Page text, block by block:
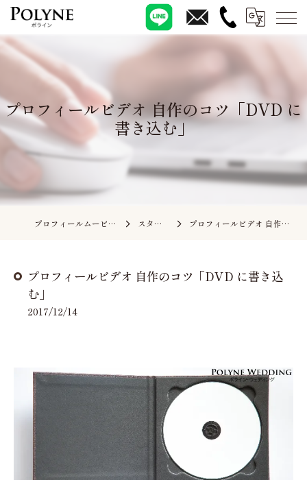
プロフィールビデオ 自作のコツ「DVD に
書き込む」
プロフィールムービーの依頼ならポライン スタッフブログ プロフィールビデオ 自作のコツ「DVD に書き込む」
プロフィールビデオ 自作のコツ「DVD に書き込
む」
2017/12/14